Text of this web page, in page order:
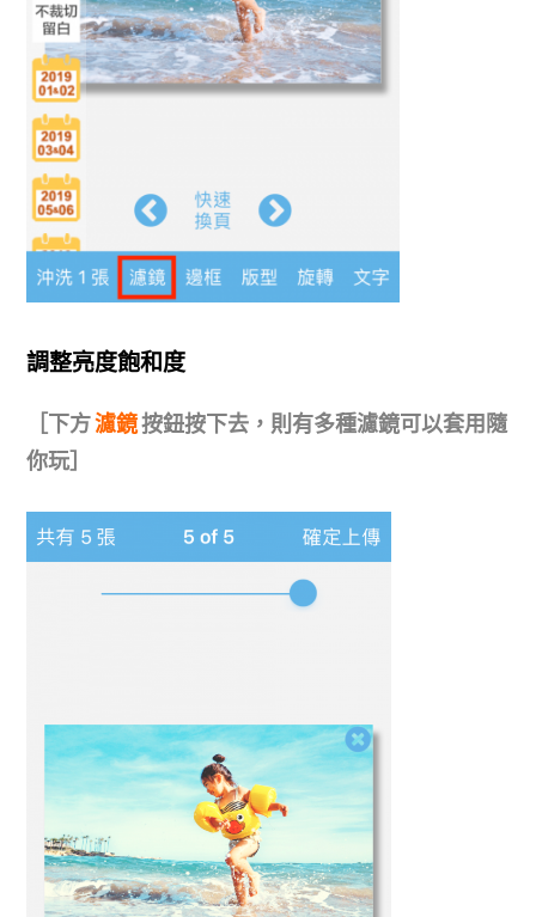
調整亮度飽和度
［下方濾鏡按鈕按下去，則有多種濾鏡可以套用隨
你玩］